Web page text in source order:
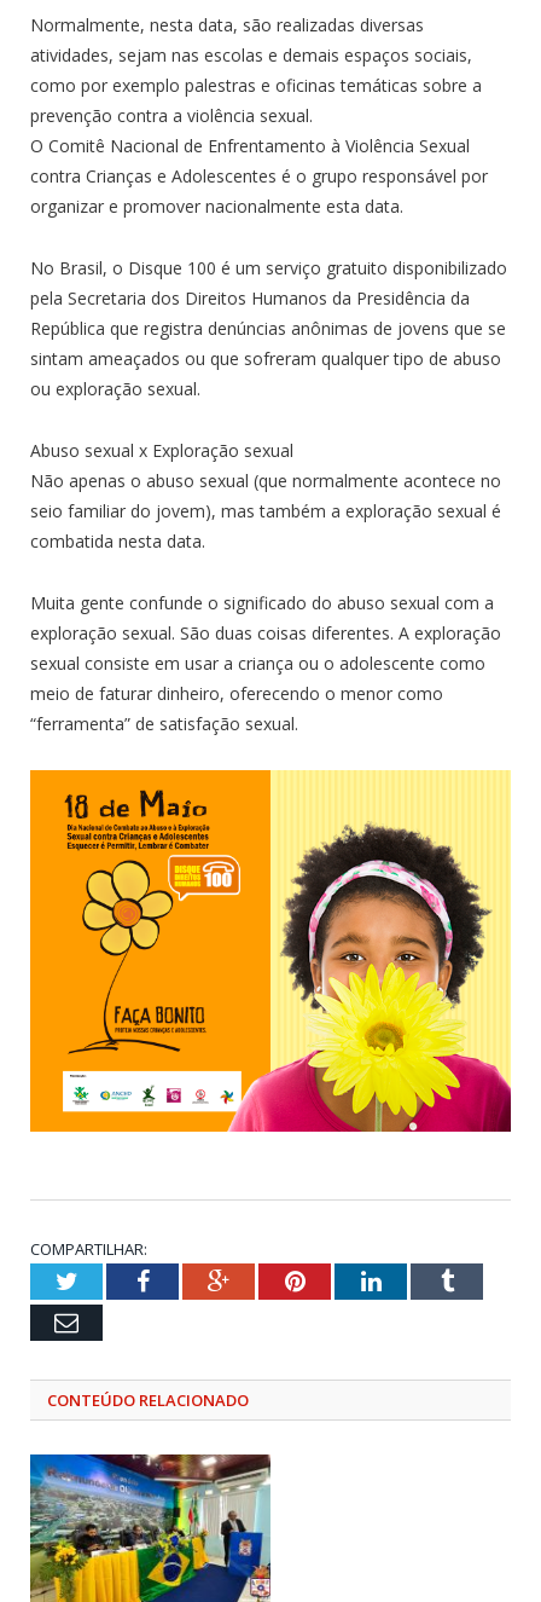
Normalmente, nesta data, são realizadas diversas
atividades, sejam nas escolas e demais espaços sociais,
como por exemplo palestras e oficinas temáticas sobre a
prevenção contra a violência sexual.
O Comitê Nacional de Enfrentamento à Violência Sexual
contra Crianças e Adolescentes é o grupo responsável por
organizar e promover nacionalmente esta data.
No Brasil, o Disque 100 é um serviço gratuito disponibilizado
pela Secretaria dos Direitos Humanos da Presidência da
República que registra denúncias anônimas de jovens que se
sintam ameaçados ou que sofreram qualquer tipo de abuso
ou exploração sexual.
Abuso sexual x Exploração sexual
Não apenas o abuso sexual (que normalmente acontece no
seio familiar do jovem), mas também a exploração sexual é
combatida nesta data.
Muita gente confunde o significado do abuso sexual com a
exploração sexual. São duas coisas diferentes. A exploração
sexual consiste em usar a criança ou o adolescente como
meio de faturar dinheiro, oferecendo o menor como
“ferramenta” de satisfação sexual.
COMPARTILHAR:
TwitterFacebookGoogle+PinterestLinkedInTumblr
Email
CONTEÚDO RELACIONADO